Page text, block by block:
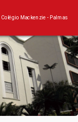
Colégio Mackenzie - Palmas